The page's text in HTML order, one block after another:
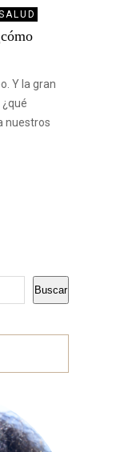
Y la gran
nuestros
Buscar